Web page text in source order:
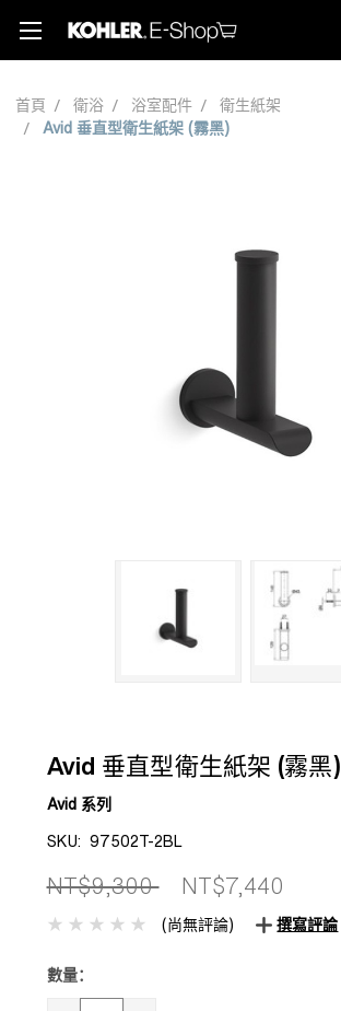
首頁 衛浴 浴室配件
衛生紙架
Avid 垂直型衛生紙架 (霧黑)
Avid 垂直型衛生紙架 (霧黑)
Avid 系列
SKU: 97502T-2BL
NT$9,300 NT$7,440
(尚無評論) 撰寫評論
目前
數量：